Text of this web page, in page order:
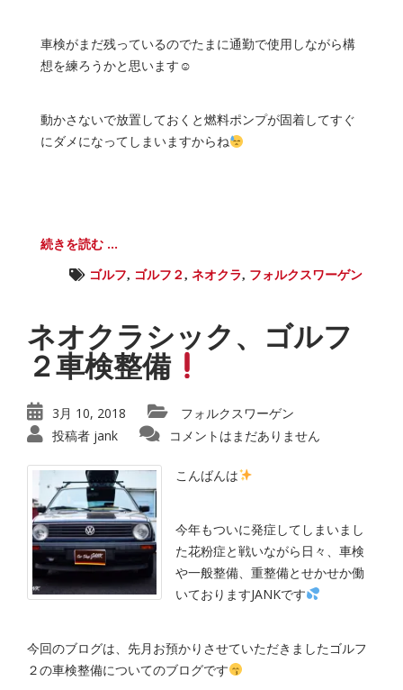
車検がまだ残っているのでたまに通勤で使用しながら構
想を練ろうかと思います☺
動かさないで放置しておくと燃料ポンプが固着してすぐ
にダメになってしまいますからね
続きを読む ...
ゴルフ, ゴルフ２ , ネオクラ, フォルクスワーゲン
ネオクラシック、ゴルフ
２車検整備
3月 10, 2018
フォルクスワーゲン
投稿者 jank コメントはまだありません
こんばんは
今年もついに発症してしまいまし
た花粉症と戦いながら日々、車検
や一般整備、重整備とせかせか働
いておりますJANKです
今回のブログは、先月お預かりさせていただきましたゴルフ
２の車検整備についてのブログです